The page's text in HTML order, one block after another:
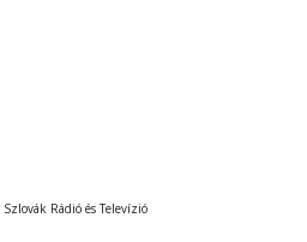
Rádió és Televízió